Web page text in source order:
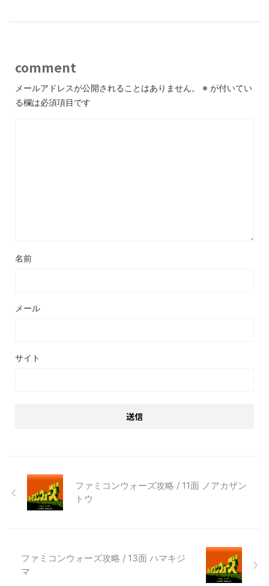
comment
メールアドレスが公開されることはありません。 ※ が付いてい
る欄は必須項目です
名前
メール
サイト
ファミコンウォーズ攻略 / 11面 ノアカザン
トウ
ファミコンウォーズ攻略 / 13面 ハマキジ
マ